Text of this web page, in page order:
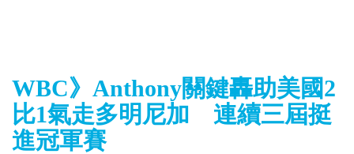
WBC》Anthony關鍵轟助美國2
比1氣走多明尼加 連續三屆挺
進冠軍賽